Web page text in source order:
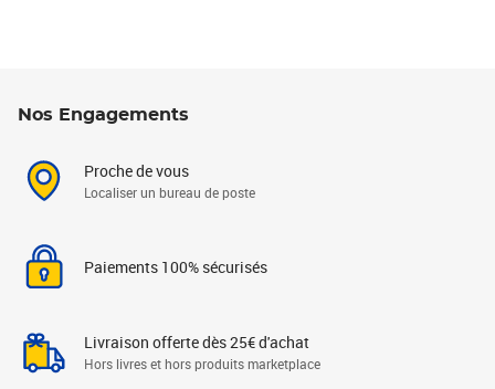
Nos Engagements
Proche de vous
Localiser un bureau de poste
Paiements 100% sécurisés
Livraison offerte dès 25€ d'achat
Hors livres et hors produits marketplace